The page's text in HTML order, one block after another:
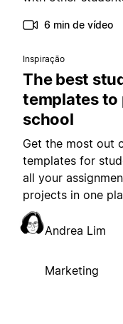
6 min de vídeo
Inspiração
The best
templates to
school
Get the most out
templates for
all your
projects in one
Andrea Lim
Marketing